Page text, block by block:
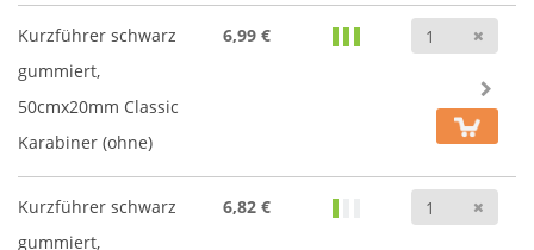
Kurzführer schwarz
gummiert,
50cmx20mm Classic
Karabiner (ohne)
6,99 €
Kurzführer schwarz
gummiert,
6,82 €